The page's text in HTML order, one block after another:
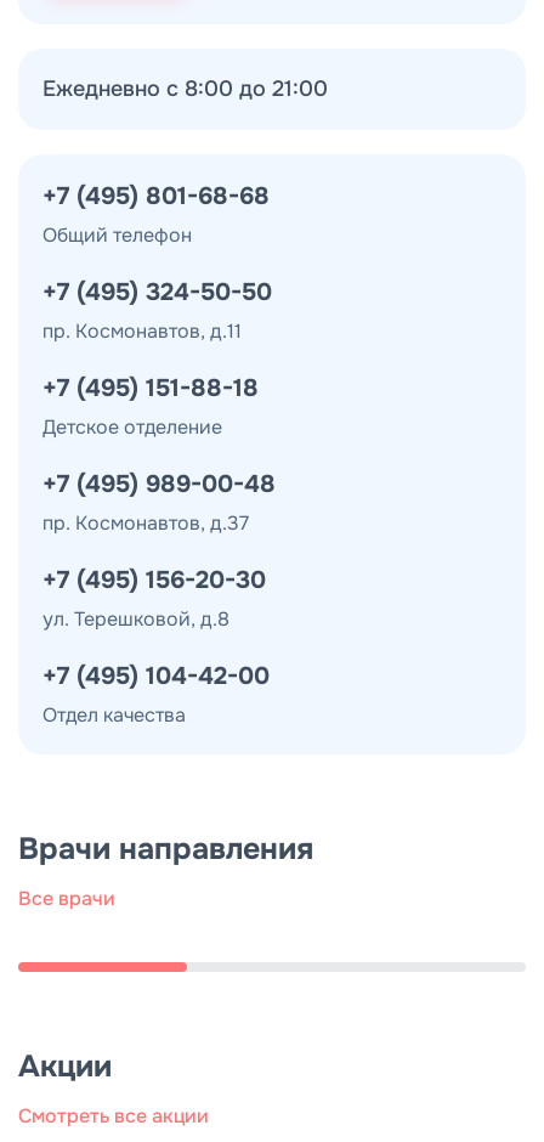
Ежедневно с 8:00 до 21:00
+7 (495) 801-68-68
Общий телефон
+7 (495) 324-50-50
пр. Космонавтов, д.11
+7 (495) 151-88-18
Детское отделение
+7 (495) 989-00-48
пр. Космонавтов, д.37
+7 (495) 156-20-30
ул. Терешковой, д.8
+7 (495) 104-42-00
Отдел качества
Врачи направления
Все врачи
Ортодонт
Голубев Виталий Викторович
г. Королев, пр. Космонавтов, д.37
Акции
Смотреть все акции